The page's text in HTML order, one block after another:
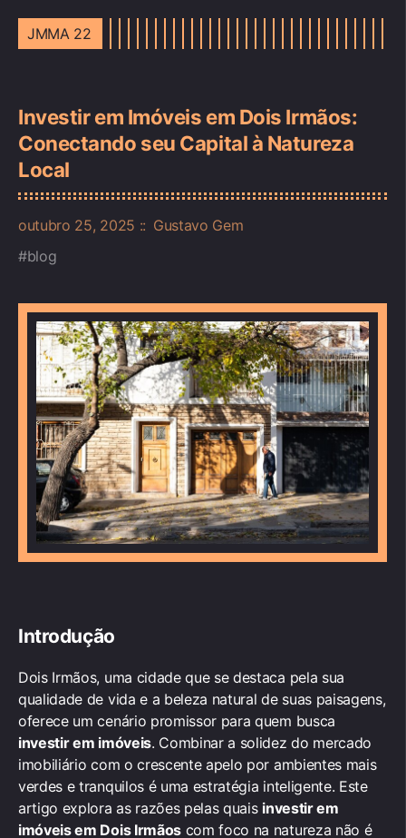
JMMA 22
Investir em Imóveis em Dois Irmãos:
Conectando seu Capital à Natureza
Local
outubro 25, 2025
Gustavo Gem
blog
Introdução
Dois Irmãos, uma cidade que se destaca pela sua
qualidade de vida e a beleza natural de suas paisagens,
oferece um cenário promissor para quem busca
investir em imóveis. Combinar a solidez do mercado
imobiliário com o crescente apelo por ambientes mais
verdes e tranquilos é uma estratégia inteligente. Este
artigo explora as razões pelas quais investir em
imóveis em Dois Irmãoscom foco na natureza não é